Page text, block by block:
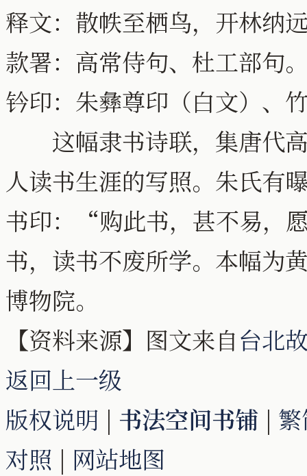
释文：散帙至栖鸟，开林纳
款署：高常侍句、杜工部句
钤印：朱彝尊印（白文）、
这幅隶书诗联，集唐代高
人读书生涯的写照。朱氏有
书印：“购此书，甚不易，
书，读书不废所学。本幅为
博物院。
【资料来源】图文来自台北
返回上一级
版权说明 | 书法空间书铺 |
对照 | 网站地图